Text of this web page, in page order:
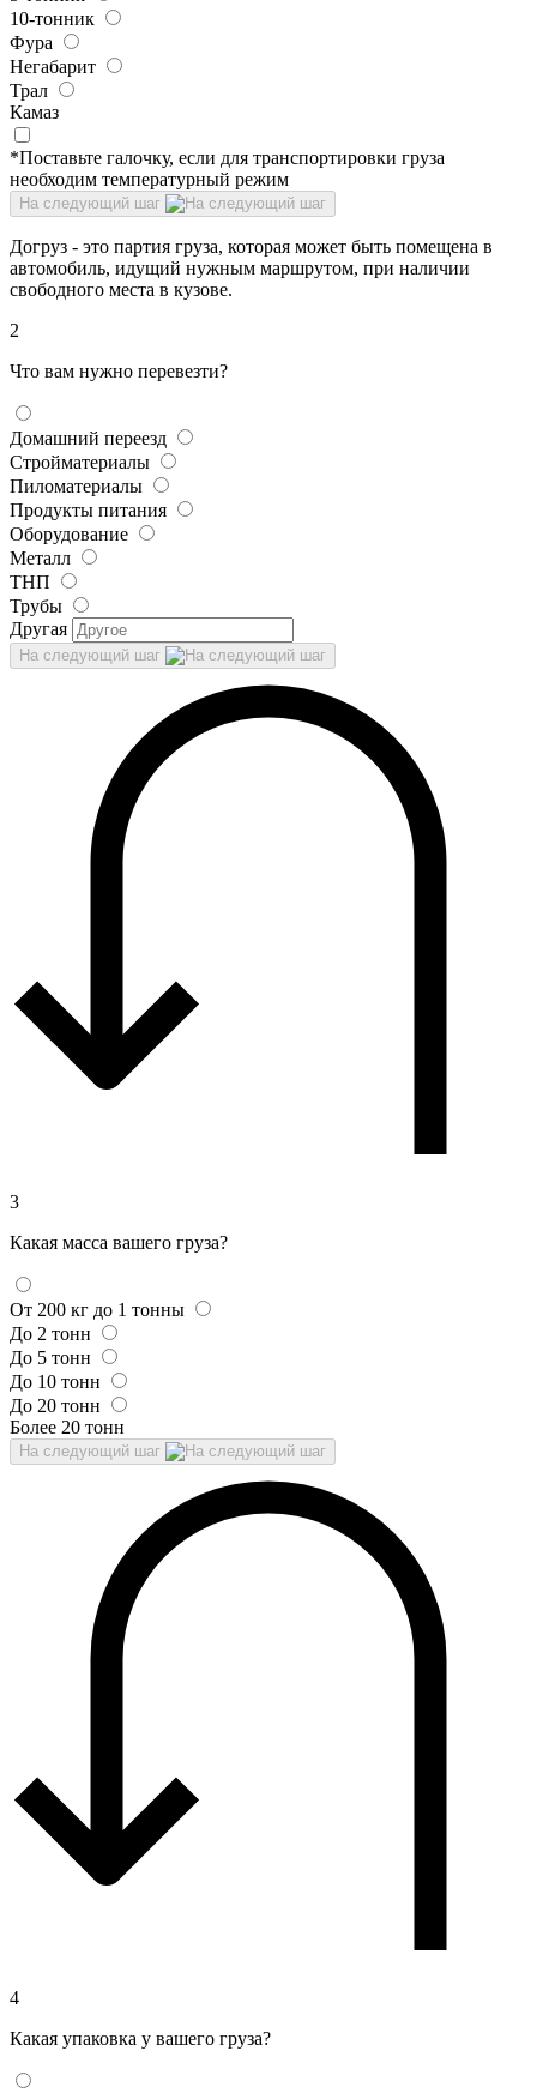
10-тонник
Фура
Негабарит
Трал
Камаз
*Поставьте галочку, если для транспортировки груза
необходим температурный режим
На следующий шаг
Догруз - это партия груза, которая может быть помещена в
автомобиль, идущий нужным маршрутом, при наличии
свободного места в кузове.
2
Что вам нужно перевезти?
Домашний переезд
Стройматериалы
Пиломатериалы
Продукты питания
Оборудование
Металл
ТНП
Трубы
Другая
На следующий шаг
3
Какая масса вашего груза?
От 200 кг до 1 тонны
До 2 тонн
До 5 тонн
До 10 тонн
До 20 тонн
Более 20 тонн
На следующий шаг
4
Какая упаковка у вашего груза?